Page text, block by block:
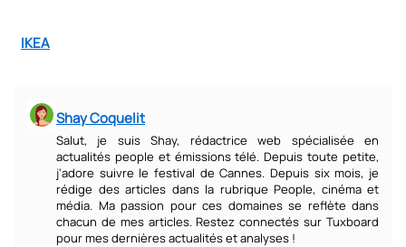
IKEA
Shay Coquelit
Salut, je suis Shay, rédactrice web spécialisée en
actualités people et émissions télé. Depuis toute petite,
j'adore suivre le festival de Cannes. Depuis six mois, je
rédige des articles dans la rubrique People, cinéma et
média. Ma passion pour ces domaines se reflète dans
chacun de mes articles. Restez connectés sur Tuxboard
pour mes dernières actualités et analyses !